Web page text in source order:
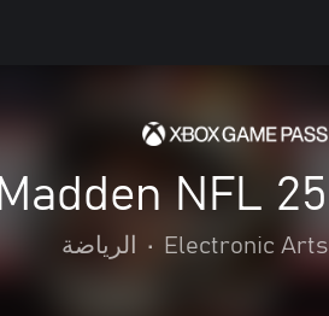
Madden NFL 25
Electronic Arts
• الرياضة